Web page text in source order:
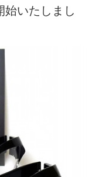
いたしまし